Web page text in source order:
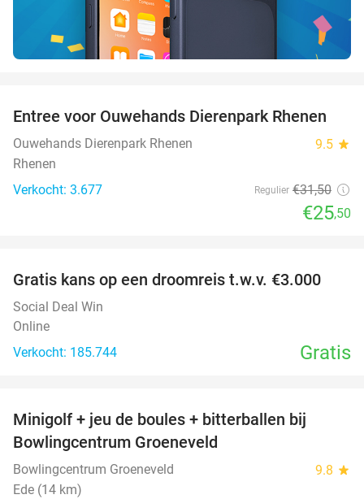
19%
Entree voor Ouwehands Dierenpark Rhenen
Ouwehands Dierenpark Rhenen 9.5 star
Rhenen
Verkocht: 3.677
Regulier €31,50
€25,50
Gratis kans op een droomreis t.w.v. €3.000
Social Deal Win
Online
Verkocht: 185.744
Gratis
NEW
TODAY
Minigolf + jeu de boules + bitterballen bij
Bowlingcentrum Groeneveld
Bowlingcentrum Groeneveld 9.8 star
Ede (14 km)